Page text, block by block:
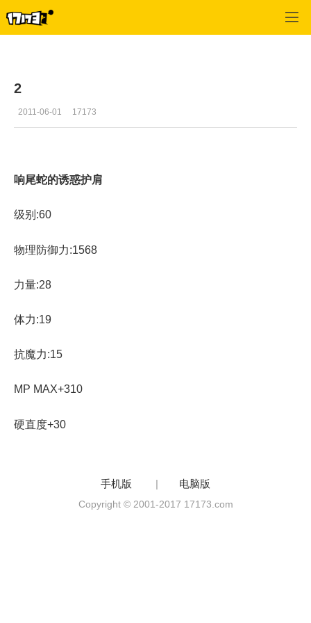
2
2011-06-01 17173
响尾蛇的诱惑护肩
级别:60
物理防御力:1568
力量:28
体力:19
抗魔力:15
MP MAX+310
硬直度+30
手机版 | 电脑版
Copyright © 2001-2017 17173.com